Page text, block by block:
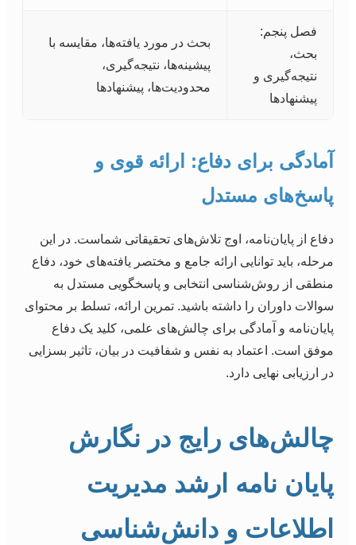
فصل پنجم:
بحث،
نتیجه‌گیری و
پیشنهادها
بحث در مورد یافته‌ها، مقایسه با
پیشینه‌ها، نتیجه‌گیری،
محدودیت‌ها، پیشنهادها
آمادگی برای دفاع: ارائه قوی و
پاسخ‌های مستدل
دفاع از پایان‌نامه، اوج تلاش‌های تحقیقاتی شماست. در این
مرحله، باید توانایی ارائه جامع و مختصر یافته‌های خود، دفاع
منطقی از روش‌شناسی انتخابی و پاسخگویی مستدل به
سوالات داوران را داشته باشید. تمرین ارائه، تسلط بر محتوای
پایان‌نامه و آمادگی برای چالش‌های علمی، کلید یک دفاع
موفق است. اعتماد به نفس و شفافیت در بیان، تاثیر بسزایی
در ارزیابی نهایی دارد.
چالش‌های رایج در نگارش
پایان نامه ارشد مدیریت
اطلاعات و دانش‌شناسی